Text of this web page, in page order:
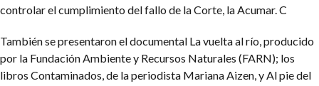
controlar el cumplimiento del fallo de la Corte, la Acumar. C
También se presentaron el documental La vuelta al río, producido
por la Fundación Ambiente y Recursos Naturales (FARN); los
libros Contaminados, de la periodista Mariana Aizen, y Al pie del